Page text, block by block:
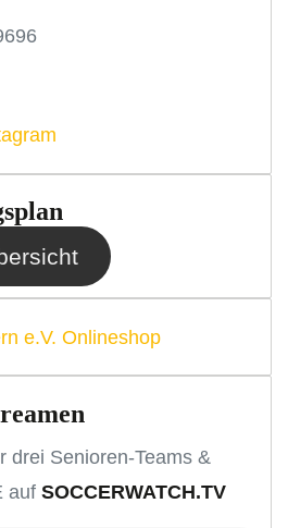
drei Senioren-Teams &
aufSOCCERWATCH.TV